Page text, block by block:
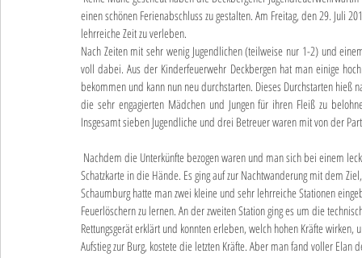
einen schönen Ferienabschluss zu gestalten. Am Freitag, den 29. Juli
lehrreiche Zeit zu verleben.
Nach Zeiten mit sehr wenig Jugendlichen (teilweise nur 1-2) und
voll dabei. Aus der Kinderfeuerwehr Deckbergen hat man einige
bekommen und kann nun neu durchstarten. Dieses Durchstarten
die sehr engagierten Mädchen und Jungen für ihren Fleiß zu
Insgesamt sieben Jugendliche und drei Betreuer waren mit von der
Schatzkarte in die Hände. Es ging auf zur Nachtwanderung mit dem
Schaumburg hatte man zwei kleine und sehr lehrreiche Stationen
Feuerlöschern zu lernen. An der zweiten Station ging es um die
Rettungsgerät erklärt und konnten erleben, welch hohen Kräfte
Aufstieg zur Burg, kostete die letzten Kräfte. Aber man fand voller